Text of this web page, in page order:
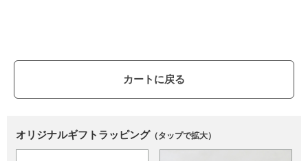
カートに戻る
オリジナルギフトラッピング（タップで拡大）